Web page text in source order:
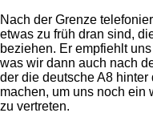
Nach der Grenze
etwas zu früh dran sind,
beziehen. Er empfiehlt
was wir dann auch nach
der die deutsche A8
machen, um uns noch ein
zu vertreten.